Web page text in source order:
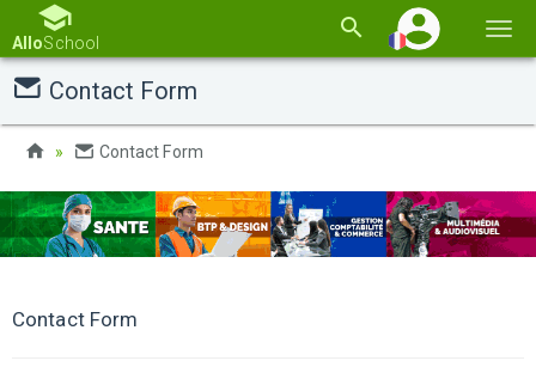
la
AlloSchool
Contact Form
Contact Form
Contact Form